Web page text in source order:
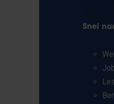
Snel